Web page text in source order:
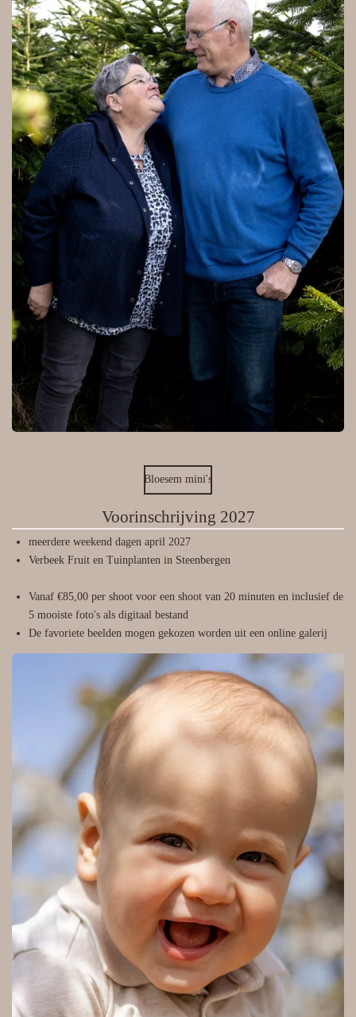
Bloesem mini's
Voorinschrijving 2027
meerdere weekend dagen april 2027
Verbeek Fruit en Tuinplanten in Steenbergen
Vanaf €85,00 per shoot voor een shoot van 20 minuten en inclusief de
5 mooiste foto's als digitaal bestand
De favoriete beelden mogen gekozen worden uit een online galerij